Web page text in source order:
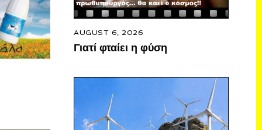
AUGUST 6, 2026
Γιατί φταίει η φύση